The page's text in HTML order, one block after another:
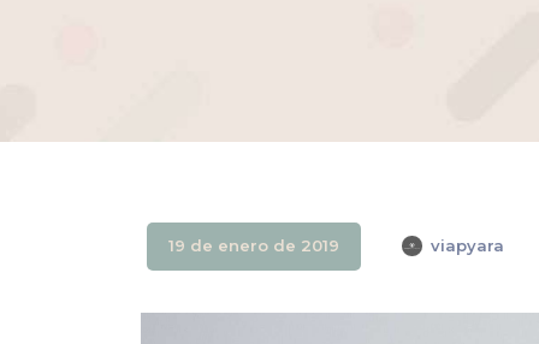
19 de enero de 2019 viapyara